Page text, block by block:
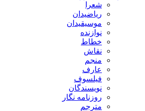
شعرا
ریاضیدان
موسیقیدان
نوازنده
خطاط
نقاش
منجم
عارف
فیلسوف
نویسندگان
روزنامه نگار
مترجم